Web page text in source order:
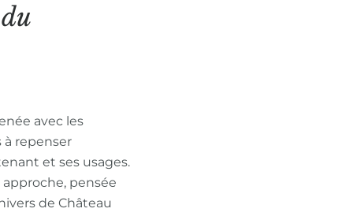
du
avec les
à repenser
et ses usages.
pensée
de Château